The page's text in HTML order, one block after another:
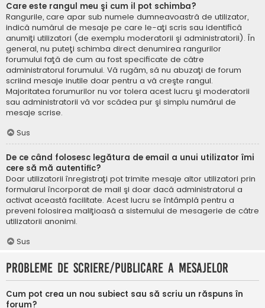
Care este rangul meu şi cum il pot schimba?
Rangurile, care apar sub numele dumneavoastră de utilizator,
indică numărul de mesaje pe care le-aţi scris sau identifică
anumiţi utilizatori (de exemplu moderatorii şi administratorii). În
general, nu puteţi schimba direct denumirea rangurilor
forumului faţă de cum au fost specificate de către
administratorul forumului. Vă rugăm, să nu abuzaţi de forum
scriind mesaje inutile doar pentru a vă creşte rangul.
Majoritatea forumurilor nu vor tolera acest lucru şi moderatorii
sau administratorii vă vor scădea pur şi simplu numărul de
mesaje scrise.
Sus
De ce când folosesc legătura de email a unui utilizator îmi
cere să mă autentific?
Doar utilizatorii înregistraţi pot trimite mesaje altor utilizatori prin
formularul încorporat de mail şi doar dacă administratorul a
activat această facilitate. Acest lucru se întâmplă pentru a
preveni folosirea maliţioasă a sistemului de mesagerie de către
utilizatorii anonimi.
Sus
Probleme de scriere/publicare a mesajelor
Cum pot crea un nou subiect sau să scriu un răspuns în
forum?